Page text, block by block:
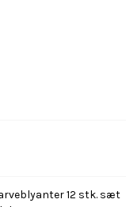
12 stk. sæt